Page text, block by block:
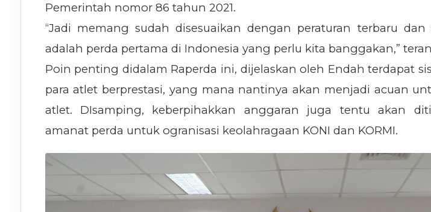
Pemerintah nomor 86 tahun 2021.
“Jadi memang sudah disesuaikan dengan peraturan terbaru
adalah perda pertama di Indonesia yang perlu kita banggakan,”
Poin penting didalam Raperda ini, dijelaskan oleh Endah terdapat
para atlet berprestasi, yang mana nantinya akan menjadi acuan
atlet. DIsamping, keberpihakkan anggaran juga tentu akan
amanat perda untuk ogranisasi keolahragaan KONI dan KORMI.